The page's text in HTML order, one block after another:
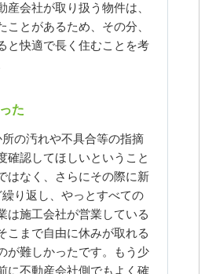
会社が取り扱う物件は、
とがあるため、その分、
と快適で長く住むことを考
た
の汚れや不具合等の指摘
確認してほしいということ
はなく、さらにその際に新
り返し、やっとすべての
は施工会社が営業している
こまで自由に休みが取れる
が難しかったです。もう少
に不動産会社側でもよく確